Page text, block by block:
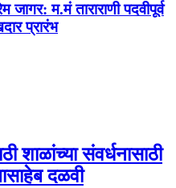
म.मं ताराराणी पदवीपूर्व
प्रारंभ
शाळांच्या संवर्धनासाठी
दळवी